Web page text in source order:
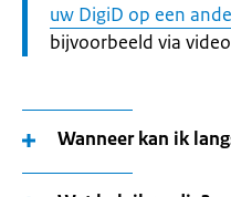
op:
uw DigiD op een
bijvoorbeeld via
Wanneer kan ik